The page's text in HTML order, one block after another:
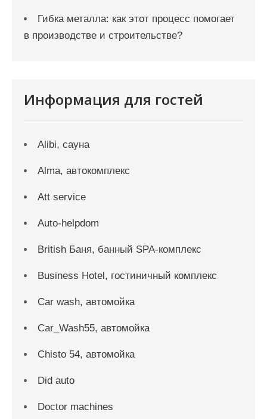
Гибка металла: как этот процесс помогает
в производстве и строительстве?
Информация для гостей
Alibi, сауна
Alma, автокомплекс
Att service
Auto-helpdom
British Баня, банный SPA-комплекс
Business Hotel, гостиничный комплекс
Car wash, автомойка
Car_Wash55, автомойка
Chisto 54, автомойка
Did auto
Doctor machines